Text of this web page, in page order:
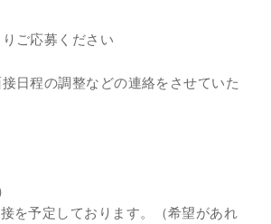
ご応募ください
日程の調整などの連絡をさせていた
を予定しております。（希望があれ